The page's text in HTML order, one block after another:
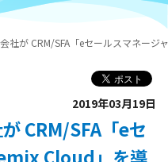
社が CRM/SFA「eセールスマネー
CRM/SFA「eセ
Cloud」を導
2019年03月19日